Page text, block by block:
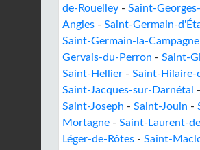
de-Rouelley - Saint-
Angles - Saint-Germain-
Saint-Germain-la-Campagne
Gervais-du-Perron - Saint-
Saint-Hellier - Saint-Hilaire-
Saint-Jacques-sur-Darnétal
-
Saint-Joseph - Saint-Jouin -
Mortagne - Saint-Laurent-
Léger-de-Rôtes - Saint-